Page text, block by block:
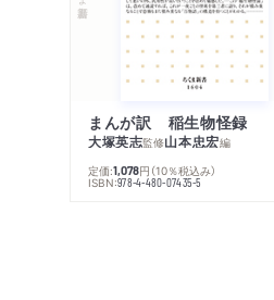
まんが訳 稲生物怪録
大塚英志監修山本忠宏編
定価:1,078円 （10％税込み）
ISBN:978-4-480-07435-5